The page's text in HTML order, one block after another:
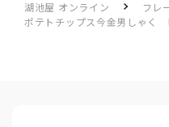
湖池屋 オンライン
フレ
ポテトチップス今金男しゃく